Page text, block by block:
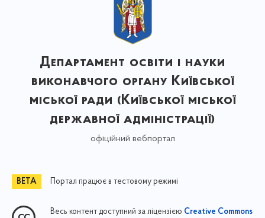
Департамент освіти і науки
виконавчого органу Київської
міської ради (Київської міської
державної адміністрації)
офіційний вебпортал
Портал працює в тестовому режимі
Весь контент доступний за ліцензією Creative Commons